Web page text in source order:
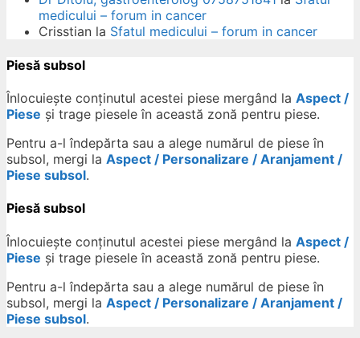
medicului – forum in cancer
Crisstian la Sfatul medicului – forum in cancer
Piesă subsol
Înlocuiește conținutul acestei piese mergând la Aspect /
Piese și trage piesele în această zonă pentru piese.
Pentru a-l îndepărta sau a alege numărul de piese în
subsol, mergi la Aspect / Personalizare / Aranjament /
Piese subsol.
Piesă subsol
Înlocuiește conținutul acestei piese mergând la Aspect /
Piese și trage piesele în această zonă pentru piese.
Pentru a-l îndepărta sau a alege numărul de piese în
subsol, mergi la Aspect / Personalizare / Aranjament /
Piese subsol.